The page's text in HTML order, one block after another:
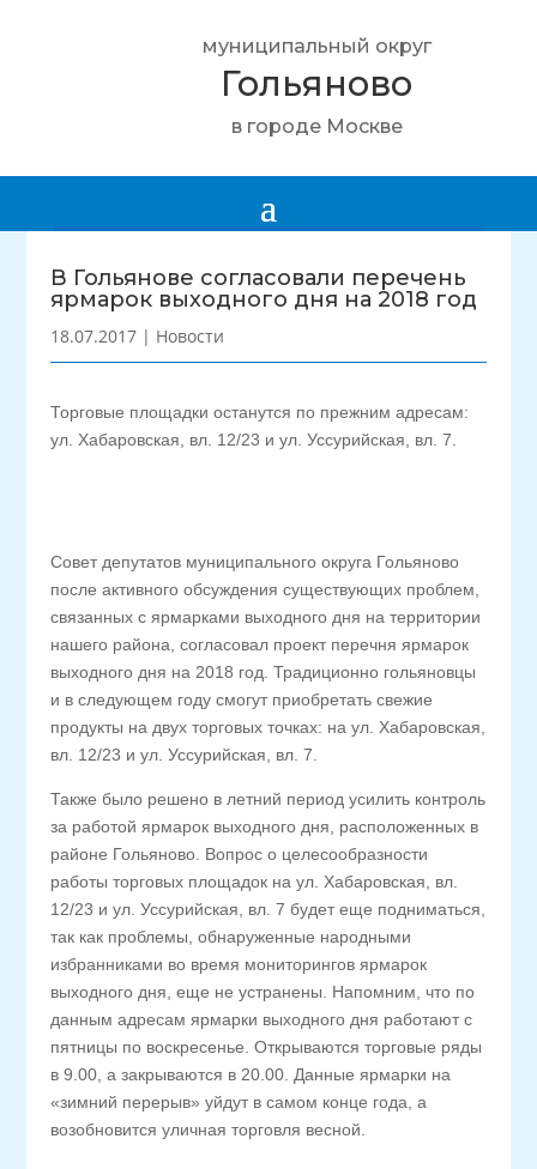
муниципальный округ
Гольяново
в городе Москве
В Гольянове согласовали перечень
ярмарок выходного дня на 2018 год
18.07.2017 | Новости
Торговые площадки останутся по прежним адресам:
ул. Хабаровская, вл. 12/23 и ул. Уссурийская, вл. 7.
Совет депутатов муниципального округа Гольяново
после активного обсуждения существующих проблем,
связанных с ярмарками выходного дня на территории
нашего района, согласовал проект перечня ярмарок
выходного дня на 2018 год. Традиционно гольяновцы
и в следующем году смогут приобретать свежие
продукты на двух торговых точках: на ул. Хабаровская,
вл. 12/23 и ул. Уссурийская, вл. 7.
Также было решено в летний период усилить контроль
за работой ярмарок выходного дня, расположенных в
районе Гольяново. Вопрос о целесообразности
работы торговых площадок на ул. Хабаровская, вл.
12/23 и ул. Уссурийская, вл. 7 будет еще подниматься,
так как проблемы, обнаруженные народными
избранниками во время мониторингов ярмарок
выходного дня, еще не устранены. Напомним, что по
данным адресам ярмарки выходного дня работают с
пятницы по воскресенье. Открываются торговые ряды
в 9.00, а закрываются в 20.00. Данные ярмарки на
«зимний перерыв» уйдут в самом конце года, а
возобновится уличная торговля весной.